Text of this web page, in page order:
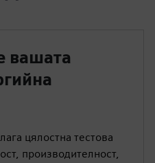
вашата
цялостна тестова
производителност,